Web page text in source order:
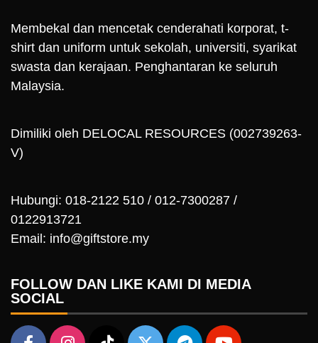
Membekal dan mencetak cenderahati korporat, t-
shirt dan uniform untuk sekolah, universiti, syarikat
swasta dan kerajaan. Penghantaran ke seluruh
Malaysia.
Dimiliki oleh DELOCAL RESOURCES (002739263-
V)
Hubungi: 018-2122 510 / 012-7300287 /
0122913721
Email: info@giftstore.my
FOLLOW DAN LIKE KAMI DI MEDIA
SOCIAL